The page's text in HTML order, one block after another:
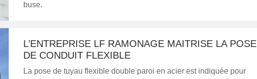
buse.
L’ENTREPRISE LF RAMONAGE MAITRISE LA POSE
DE CONDUIT FLEXIBLE
La pose de tuyau flexible double paroi en acier est indiquée pour